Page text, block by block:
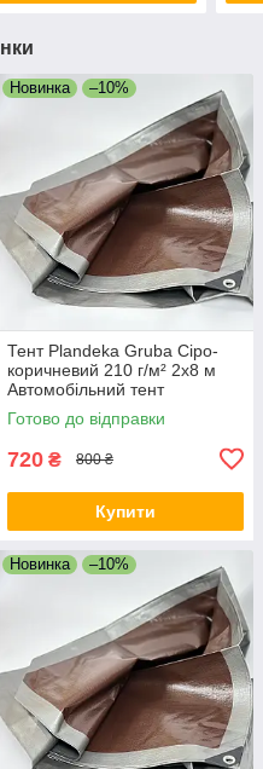
Новинка –10%
Тент Plandeka Gruba Сіро-
коричневий 210 г/м² 2х8 м
Автомобільний тент
Універсальний тарпауліновий
тент
Готово до відправки
720 ₴ 800 ₴
Купити
Новинка –10%